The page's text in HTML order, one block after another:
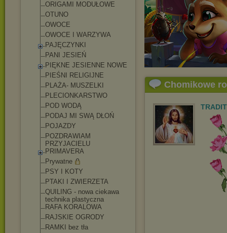
ORIGAMI MODUŁOWE
OTUNO
OWOCE
OWOCE I WARZYWA
PAJĘCZYNKI
PANI JESIEŃ
PIĘKNE JESIENNE NOWE
PIEŚNI RELIGIJNE
PLAŻA- MUSZELKI
PLECIONKARSTWO
POD WODĄ
PODAJ MI SWĄ DŁOŃ
POJAZDY
POZDRAWIAM
PRZYJACIELU
PRIMAVERA
Prywatne
PSY I KOTY
PTAKI I ZWIERZETA
QUILING - nowa ciekawa
technika plastyczna
RAFA KORALOWA
RAJSKIE OGRODY
RAMKI bez tła
Chomikowe